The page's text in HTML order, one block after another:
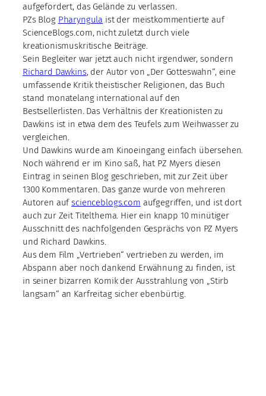
aufgefordert, das Gelände zu verlassen.
PZs Blog Pharyngula ist der meistkommentierte auf
ScienceBlogs.com, nicht zuletzt durch viele
kreationismuskritische Beiträge.
Sein Begleiter war jetzt auch nicht irgendwer, sondern
Richard Dawkins, der Autor von „Der Gotteswahn“, eine
umfassende Kritik theistischer Religionen, das Buch
stand monatelang international auf den
Bestsellerlisten. Das Verhältnis der Kreationisten zu
Dawkins ist in etwa dem des Teufels zum Weihwasser zu
vergleichen.
Und Dawkins wurde am Kinoeingang einfach übersehen.
Noch während er im Kino saß, hat PZ Myers diesen
Eintrag in seinen Blog geschrieben, mit zur Zeit über
1300 Kommentaren. Das ganze wurde von mehreren
Autoren aufscienceblogs.com aufgegriffen, und ist dort
auch zur Zeit Titelthema. Hier ein knapp 10 minütiger
Ausschnitt des nachfolgenden Gesprächs von PZ Myers
und Richard Dawkins.
Aus dem Film „Vertrieben“ vertrieben zu werden, im
Abspann aber noch dankend Erwähnung zu finden, ist
in seiner bizarren Komik der Ausstrahlung von „Stirb
langsam“ an Karfreitag sicher ebenbürtig.